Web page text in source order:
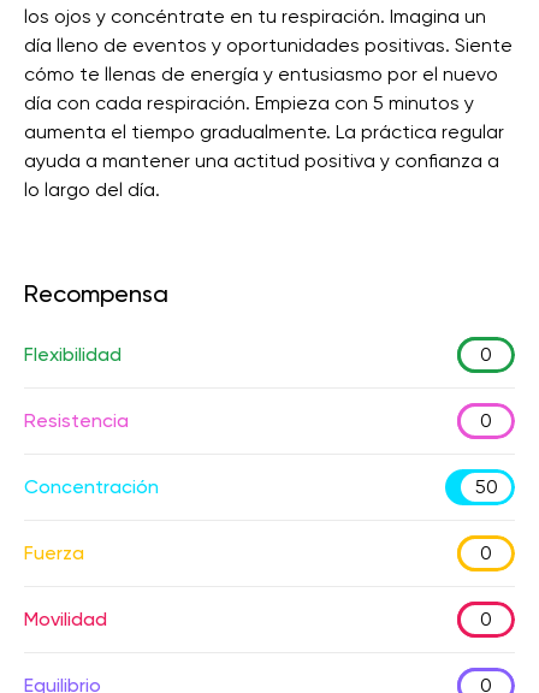
los ojos y concéntrate en tu respiración. Imagina un
día lleno de eventos y oportunidades positivas. Siente
cómo te llenas de energía y entusiasmo por el nuevo
día con cada respiración. Empieza con 5 minutos y
aumenta el tiempo gradualmente. La práctica regular
ayuda a mantener una actitud positiva y confianza a
lo largo del día.
Recompensa
Flexibilidad 0
Resistencia 0
Concentración 50
Fuerza 0
Movilidad 0
Equilibrio 0